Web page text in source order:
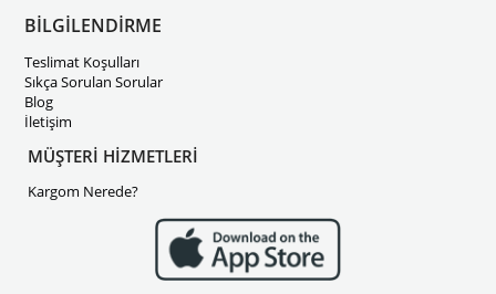
BİLGİLENDİRME
Teslimat Koşulları
Sıkça Sorulan Sorular
Blog
İletişim
MÜŞTERİ HİZMETLERİ
Kargom Nerede?